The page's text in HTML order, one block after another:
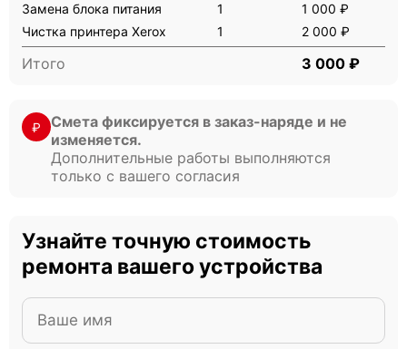
Замена блока питания
1
1 000 ₽
Чистка принтера Xerox
1 2 000 ₽
Итого 3 000 ₽
₽
Смета фиксируется в заказ-наряде и не
изменяется.
Дополнительные работы выполняются
только с вашего согласия
Узнайте точную стоимость
ремонта вашего устройства